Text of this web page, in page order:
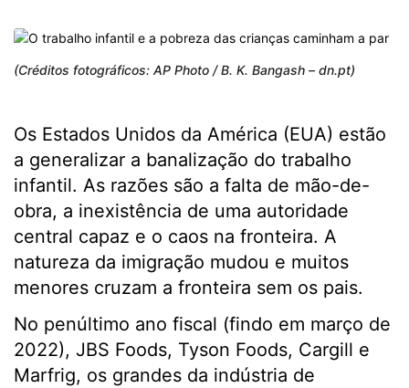
(Créditos fotográficos: AP Photo / B. K. Bangash – dn.pt)
Os Estados Unidos da América (EUA) estão
a generalizar a banalização do trabalho
infantil. As razões são a falta de mão-de-
obra, a inexistência de uma autoridade
central capaz e o caos na fronteira. A
natureza da imigração mudou e muitos
menores cruzam a fronteira sem os pais.
No penúltimo ano fiscal (findo em março de
2022), JBS Foods, Tyson Foods, Cargill e
Marfrig, os grandes da indústria de